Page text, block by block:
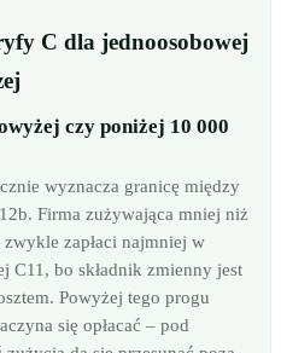
C dla jednoosobowej
czy poniżej 10 000
wyznacza granicę między
Firma zużywająca mniej niż
zapłaci najmniej w
C11, bo składnik zmienny jest
Powyżej tego progu
się opłacać – pod